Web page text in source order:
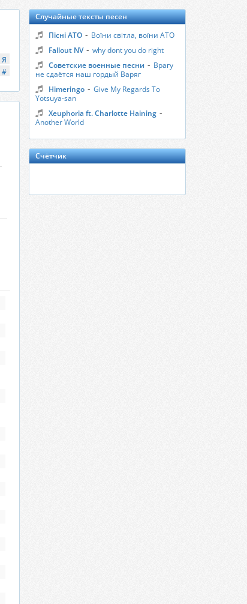
Я
#
Случайные тексты песен
Пісні АТО - Воїни світла, воїни АТО
Fallout NV - why dont you do right
Советские военные песни - Врагу
не сдаётся наш гордый Варяг
Himeringo - Give My Regards To
Yotsuya-san
Xeuphoria ft. Charlotte Haining -
Another World
Счётчик